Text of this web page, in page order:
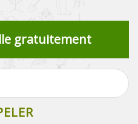
gratuitement